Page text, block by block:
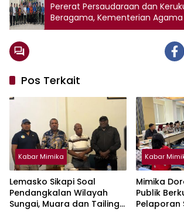
Pererat Persaudaraan dan
Beragama, Kementerian
Gelar Halal Bihalal
Pos Terkait
Kabar Mimika
Lemasko Sikapi Soal
Pendangkalan Wilayah
Sungai, Muara dan Tailing :
Kabar
Mimika
Publik
Pelaporan